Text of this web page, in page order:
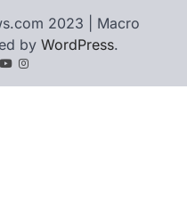
2023 | Macro
by WordPress.